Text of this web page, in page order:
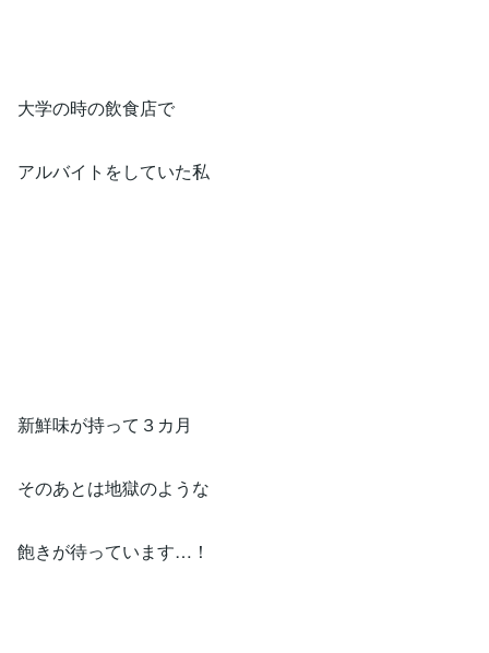
大学の時の飲食店で
アルバイトをしていた私
新鮮味が持って３カ月
そのあとは地獄のような
飽きが待っています…！